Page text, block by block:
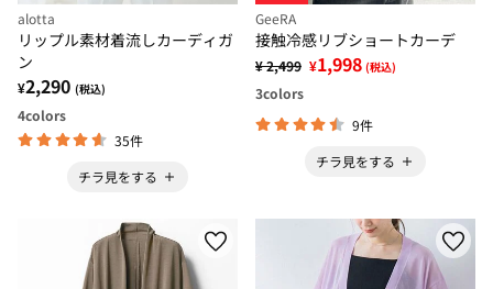
alotta
リップル素材着流しカーディガ
ン
¥2,290 (税込)
4colors
35件
チラ見をする
GeeRA
接触冷感リブショートカーデ
¥ 2,499 ¥1,998 (税込)
3colors
9件
チラ見をする